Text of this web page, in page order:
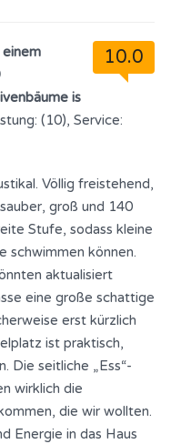
10.0
einem
is
(10), Service:
Völlig freistehend,
groß und 140
Stufe, sodass kleine
schwimmen können.
aktualisiert
eine große schattige
erst kürzlich
ist praktisch,
Die seitliche „Ess“-
wirklich die
die wir wollten.
Energie in das Haus